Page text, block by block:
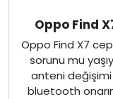
Oppo Find
Oppo Find X7
sorunu mu
anteni
bluetooth